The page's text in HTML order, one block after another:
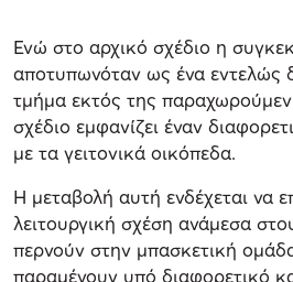
Ενώ στο αρχικό σχέδιο η
αποτυπωνόταν ως ένα εντελώς
τμήμα εκτός της
σχέδιο εμφανίζει έναν
με τα γειτονικά οικόπεδα.
Η μεταβολή αυτή ενδέχεται να
λειτουργική σχέση ανάμεσα
περνούν στην μπασκετική
παραμένουν υπό διαφορετικό